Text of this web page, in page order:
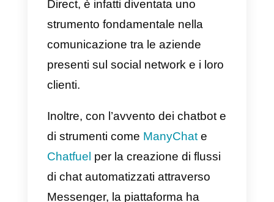
Sempre più aziende che
prodotti online utilizzano
vendita: l’applicazione di
messaggistica di Facebook,
insieme a WhatsApp e Instagram
Direct, è infatti diventata uno